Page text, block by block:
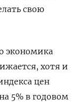
свою
экономика
хотя и
цен
5% в годовом